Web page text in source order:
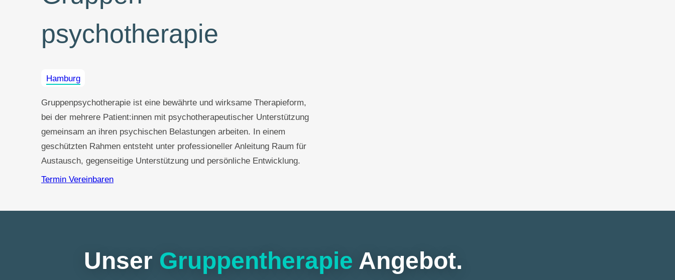
psychotherapie
Hamburg
Gruppenpsychotherapie ist eine bewährte und wirksame Therapieform,
bei der mehrere Patient:innen mit psychotherapeutischer Unterstützung
gemeinsam an ihren psychischen Belastungen arbeiten. In einem
geschützten Rahmen entsteht unter professioneller Anleitung Raum für
Austausch, gegenseitige Unterstützung und persönliche Entwicklung.
Termin Vereinbaren
Unser Gruppentherapie Angebot.